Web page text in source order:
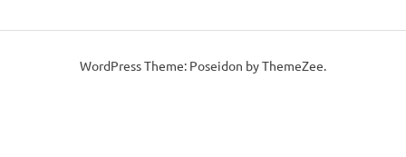
WordPress Theme: Poseidon by ThemeZee.